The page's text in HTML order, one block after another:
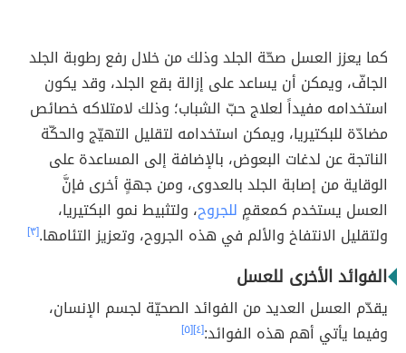
كما يعزز العسل صحّة الجلد وذلك من خلال رفع رطوبة الجلد
الجافّ، ويمكن أن يساعد على إزالة بقع الجلد، وقد يكون
استخدامه مفيداً لعلاج حبّ الشباب؛ وذلك لامتلاكه خصائص
مضادّة للبكتيريا، ويمكن استخدامه لتقليل التهيّج والحكّة
الناتجة عن لدغات البعوض، بالإضافة إلى المساعدة على
الوقاية من إصابة الجلد بالعدوى، ومن جهةٍ أخرى فإنَّ
العسل يستخدم كمعقمٍ للجروح، ولتثبيط نمو البكتيريا،
ولتقليل الانتفاخ والألم في هذه الجروح، وتعزيز التئامها.[٣]
الفوائد الأخرى للعسل
يقدّم العسل العديد من الفوائد الصحيّة لجسم الإنسان،
وفيما يأتي أهم هذه الفوائد:[٤] [٥]